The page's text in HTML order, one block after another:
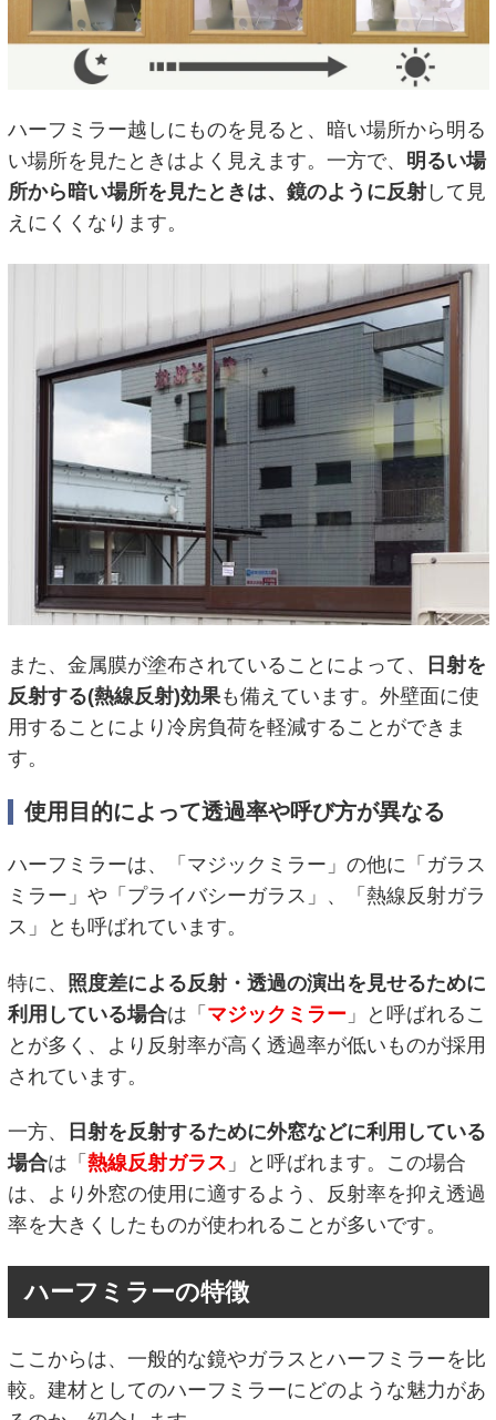
ハーフミラー越しにものを見ると、暗い場所から明る
い場所を見たときはよく見えます。一方で、 明るい場
所から暗い場所を見たときは、鏡のように反射して見
えにくくなります。
また、金属膜が塗布されていることによって、
日射を
反射する(熱線反射)効果も備えています。外壁面に使
用することにより冷房負荷を軽減することができま
す。
使用目的によって透過率や呼び方が異なる
ハーフミラーは、「マジックミラー」の他に「ガラス
ミラー」や「プライバシーガラス」、「熱線反射ガラ
ス」とも呼ばれています。
特に、 照度差による反射・透過の演出を見せるために
利用している場合は「 マジックミラー」と呼ばれるこ
とが多く、より反射率が高く透過率が低いものが採用
されています。
一方、
日射を反射するために外窓などに利用している
場合は「 熱線反射ガラス 」と呼ばれます。この場合
は、より外窓の使用に適するよう、反射率を抑え透過
率を大きくしたものが使われることが多いです。
ハーフミラーの特徴
ここからは、一般的な鏡やガラスとハーフミラーを比
較。建材としてのハーフミラーにどのような魅力があ